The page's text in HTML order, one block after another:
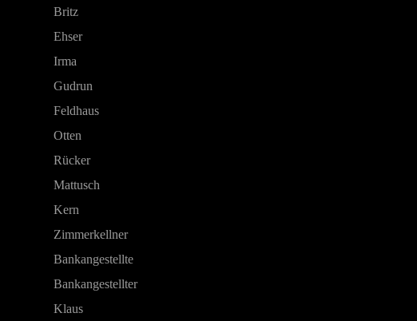
Britz
Ehser
Irma
Gudrun
Feldhaus
Otten
Rücker
Mattusch
Kern
Zimmerkellner
Bankangestellte
Bankangestellter
Klaus